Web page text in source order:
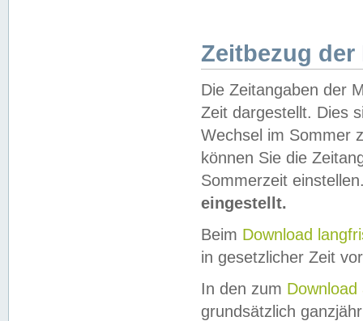
Zeitbezug der
Die Zeitangaben der
Zeit dargestellt. Dies
Wechsel im Sommer
können Sie die
Sommerzeit
eingestellt.
Beim Download
in gesetzlicher Zeit
In den zum Download
grundsätzlich